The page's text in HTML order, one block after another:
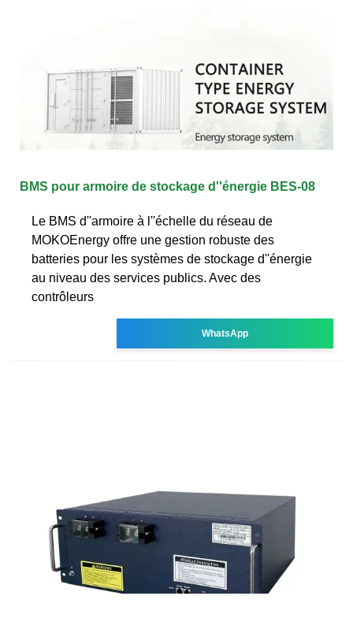
BMS pour armoire de stockage d''énergie BES-08
Le BMS d''armoire à l''échelle du réseau de
MOKOEnergy offre une gestion robuste des
batteries pour les systèmes de stockage d''énergie
au niveau des services publics. Avec des
contrôleurs
WhatsApp